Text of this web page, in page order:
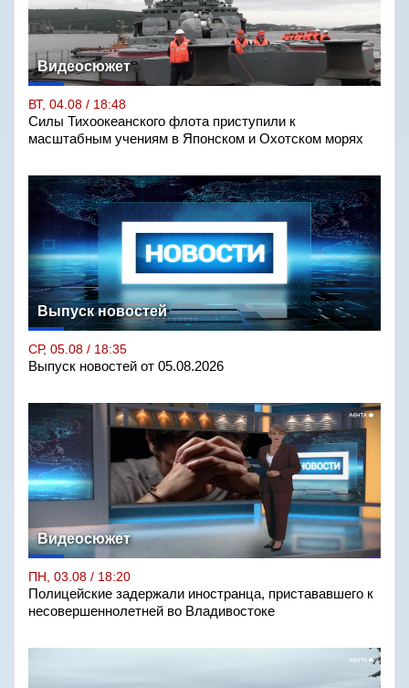
Видеосюжет
ВТ, 04.08 / 18:48
Силы Тихоокеанского флота приступили к
масштабным учениям в Японском и Охотском морях
Выпуск новостей
СР, 05.08 / 18:35
Выпуск новостей от 05.08.2026
Видеосюжет
ПН, 03.08 / 18:20
Полицейские задержали иностранца, пристававшего к
несовершеннолетней во Владивостоке